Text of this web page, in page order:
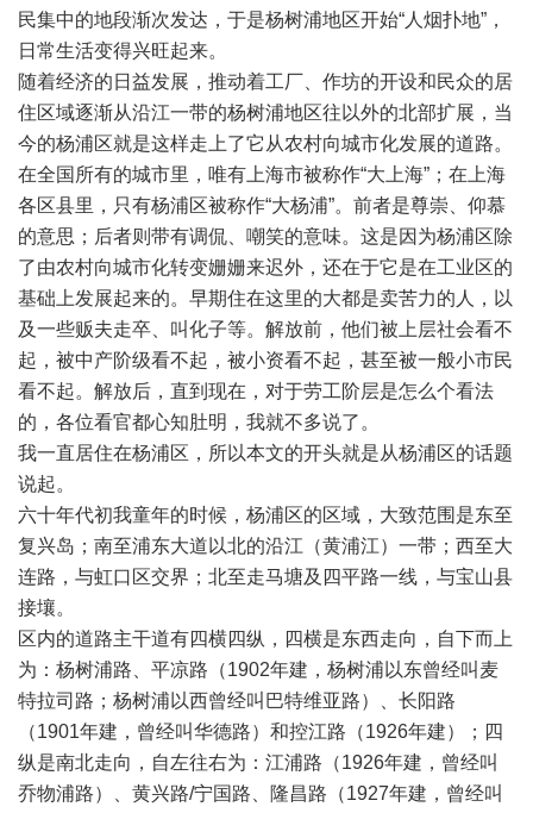
民集中的地段渐次发达，于是杨树浦地区开始“人烟扑地”，
日常生活变得兴旺起来。
随着经济的日益发展，推动着工厂、作坊的开设和民众的居
住区域逐渐从沿江一带的杨树浦地区往以外的北部扩展，当
今的杨浦区就是这样走上了它从农村向城市化发展的道路。
在全国所有的城市里，唯有上海市被称作“大上海”；在上海
各区县里，只有杨浦区被称作“大杨浦”。前者是尊崇、仰慕
的意思；后者则带有调侃、嘲笑的意味。这是因为杨浦区除
了由农村向城市化转变姗姗来迟外，还在于它是在工业区的
基础上发展起来的。早期住在这里的大都是卖苦力的人，以
及一些贩夫走卒、叫化子等。解放前，他们被上层社会看不
起，被中产阶级看不起，被小资看不起，甚至被一般小市民
看不起。解放后，直到现在，对于劳工阶层是怎么个看法
的，各位看官都心知肚明，我就不多说了。
我一直居住在杨浦区，所以本文的开头就是从杨浦区的话题
说起。
六十年代初我童年的时候，杨浦区的区域，大致范围是东至
复兴岛；南至浦东大道以北的沿江（黄浦江）一带；西至大
连路，与虹口区交界；北至走马塘及四平路一线，与宝山县
接壤。
区内的道路主干道有四横四纵，四横是东西走向，自下而上
为：杨树浦路、平凉路（1902年建，杨树浦以东曾经叫麦
特拉司路；杨树浦以西曾经叫巴特维亚路）、长阳路
（1901年建，曾经叫华德路）和控江路（1926年建）；四
纵是南北走向，自左往右为：江浦路（1926年建，曾经叫
乔物浦路）、黄兴路/宁国路、隆昌路（1927年建，曾经叫